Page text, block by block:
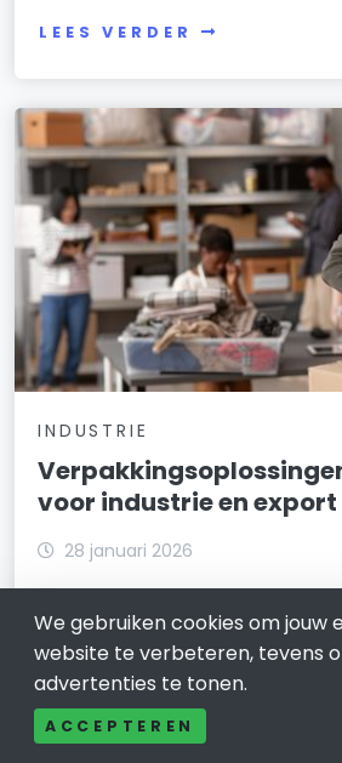
LEES VERDER
INDUSTRIE
voor industrie en export
28 januari 2026
Als je in de industrie of export
belangrijk het is om je producten
verpakken. Verpakkingen op maat
oplossing die niet alleen je
maar ook je logistieke processen
LEES VERDER
We gebruiken cookies om jouw
website te verbeteren, tevens
advertenties te tonen.
ACCEPTEREN